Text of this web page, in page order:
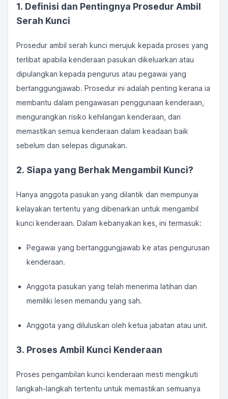
1. Definisi dan Pentingnya Prosedur Ambil
Serah Kunci
Prosedur ambil serah kunci merujuk kepada proses yang
terlibat apabila kenderaan pasukan dikeluarkan atau
dipulangkan kepada pengurus atau pegawai yang
bertanggungjawab. Prosedur ini adalah penting kerana ia
membantu dalam pengawasan penggunaan kenderaan,
mengurangkan risiko kehilangan kenderaan, dan
memastikan semua kenderaan dalam keadaan baik
sebelum dan selepas digunakan.
2. Siapa yang Berhak Mengambil Kunci?
Hanya anggota pasukan yang dilantik dan mempunyai
kelayakan tertentu yang dibenarkan untuk mengambil
kunci kenderaan. Dalam kebanyakan kes, ini termasuk:
Pegawai yang bertanggungjawab ke atas pengurusan
kenderaan.
Anggota pasukan yang telah menerima latihan dan
memiliki lesen memandu yang sah.
Anggota yang diluluskan oleh ketua jabatan atau unit.
3. Proses Ambil Kunci Kenderaan
Proses pengambilan kunci kenderaan mesti mengikuti
langkah-langkah tertentu untuk memastikan semuanya